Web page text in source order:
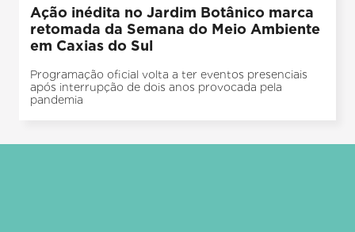
Ação inédita no Jardim Botânico marca
retomada da Semana do Meio Ambiente
em Caxias do Sul
Programação oficial volta a ter eventos presenciais
após interrupção de dois anos provocada pela
pandemia